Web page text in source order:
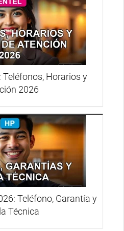
Horarios y
2026
Teléfono, Garantía y
Técnica